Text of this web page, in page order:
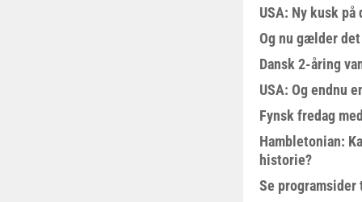
USA: Ny kusk på
Og nu gælder
Dansk 2-åring
USA: Og endnu
Fynsk fredag
Hambletonian:
historie?
Se